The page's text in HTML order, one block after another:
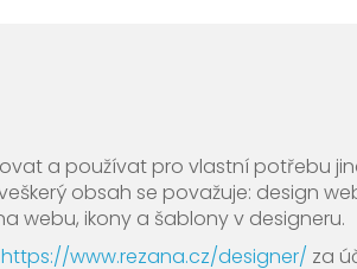
a používat pro vlastní potřebu
obsah se považuje: design
webu, ikony a šablony v designeru.
https://www.rezana.cz/designer/ za